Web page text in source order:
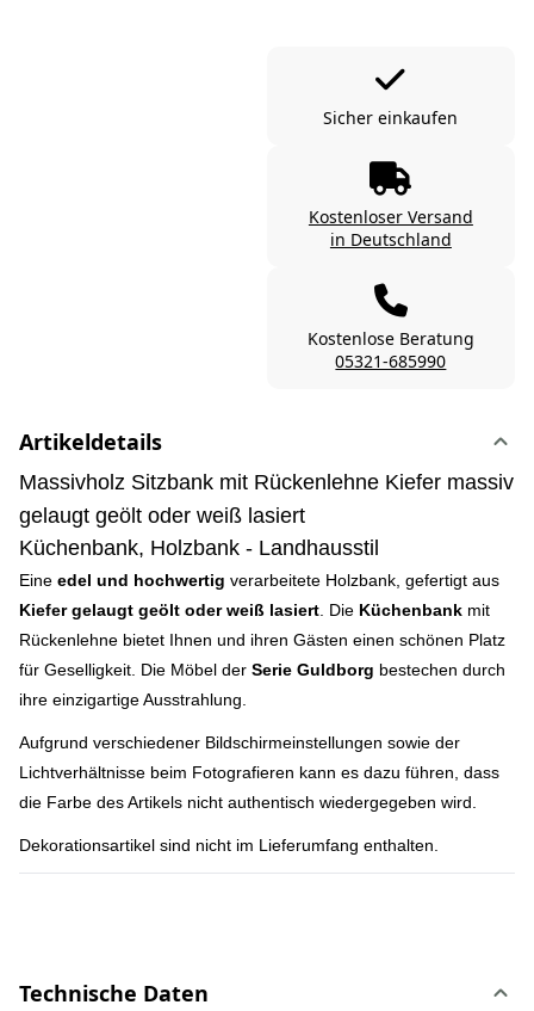
Sicher einkaufen
Kostenloser Versand
in Deutschland
Kostenlose Beratung
05321-685990
Artikeldetails
Massivholz Sitzbank mit Rückenlehne Kiefer massiv
gelaugt geölt oder weiß lasiert
Küchenbank, Holzbank - Landhausstil
Eine edel und hochwertig verarbeitete Holzbank, gefertigt aus
Kiefer gelaugt geölt oder weiß lasiert . Die Küchenbank mit
Rückenlehne bietet Ihnen und ihren Gästen einen schönen Platz
für Geselligkeit. Die Möbel der Serie Guldborg bestechen durch
ihre einzigartige Ausstrahlung.
Aufgrund verschiedener Bildschirmeinstellungen sowie der
Lichtverhältnisse beim Fotografieren kann es dazu führen, dass
die Farbe des Artikels nicht authentisch wiedergegeben wird.
Dekorationsartikel sind nicht im Lieferumfang enthalten.
Technische Daten